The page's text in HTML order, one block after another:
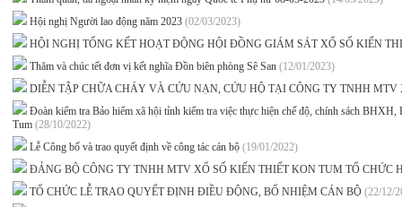
Hội nghị Người lao động năm 2023 (02/03/2023)
HỘI NGHỊ TỔNG KẾT HOẠT ĐỘNG HỘI ĐỒNG GIÁM SÁT XỔ SỐ KIẾN
Thăm và chúc tết đơn vị kết nghĩa Đồn biên phòng Sê San (12/01/2023)
DIỄN TẬP CHỮA CHÁY VÀ CỨU NẠN, CỨU HỘ TẠI CÔNG TY TNHH
Đoàn kiểm tra Bảo hiểm xã hội tỉnh kiểm tra việc thực hiện chế độ, chính sách
Tum (28/10/2022)
Lễ Công bố và trao quyết định về công tác cán bộ (19/01/2022)
ĐẢNG BỘ CÔNG TY TNHH MTV XỔ SỐ KIẾN THIẾT KON TUM TỔ
TỔ CHỨC LỄ TRAO QUYẾT ĐỊNH ĐIỀU ĐỘNG, BỔ NHIỆM CÁN BỘ (22/12/